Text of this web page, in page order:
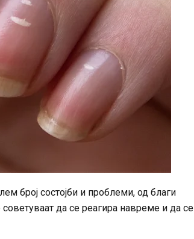
број состојби и проблеми, од благи
да се реагира навреме и да се